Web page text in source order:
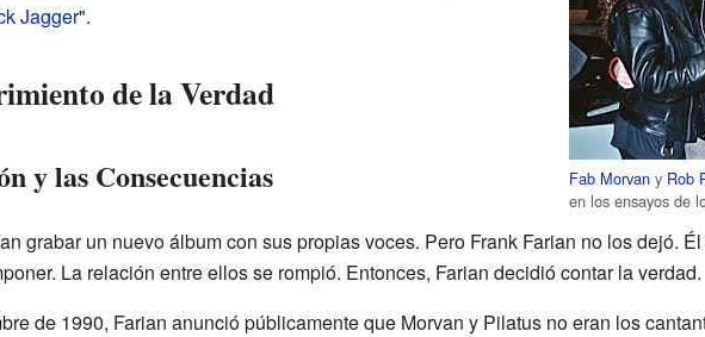
Fab Morvan y Rob
en los ensayos de
Jagger".
de la Verdad
y las Consecuencias
grabar un nuevo álbum con sus propias voces. Pero Frank Farian no los dejó.
La relación entre ellos se rompió. Entonces, Farian decidió contar la verdad.
de 1990, Farian anunció públicamente que Morvan y Pilatus no eran los